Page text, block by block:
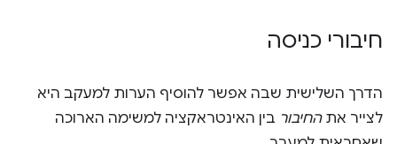
חיבורי כניסה
הדרך השלישית שבה אפשר להוסיף הערות למעקב היא
לצייר אתהחיבור בין האינטראקציה למשימה הארוכה